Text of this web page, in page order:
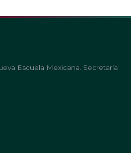
Escuela Mexicana. Secretaría